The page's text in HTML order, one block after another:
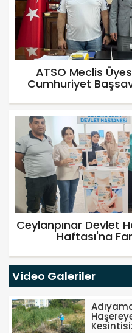
ATSO Meclis
Ceylanpınar Devlet
Haftası'na
Video Galeriler